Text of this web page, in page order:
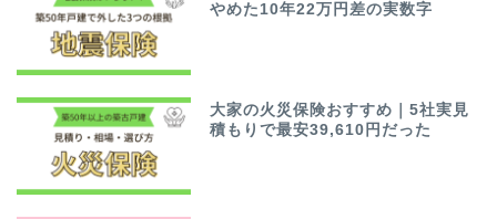
やめた10年22万円差の実数字
大家の火災保険おすすめ｜5社実見
積もりで最安39,610円だった